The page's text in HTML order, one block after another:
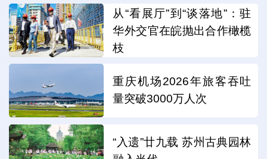
从“看展厅”到“谈落地”：驻
华外交官在皖抛出合作橄榄
枝
重庆机场2026年旅客吞吐
量突破3000万人次
“入遗”廿九载 苏州古典园林